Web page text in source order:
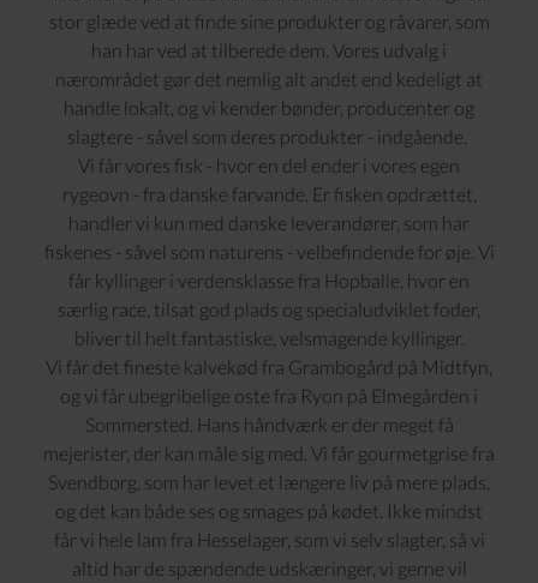
stor glæde ved at finde sine produkter og råvarer, som
han har ved at tilberede dem. Vores udvalg i
nærområdet gør det nemlig alt andet end kedeligt at
handle lokalt, og vi kender bønder, producenter og
slagtere - såvel som deres produkter - indgående.
Vi får vores fisk - hvor en del ender i vores egen
rygeovn - fra danske farvande. Er fisken opdrættet,
handler vi kun med danske leverandører, som har
fiskenes - såvel som naturens - velbefindende for øje. Vi
får kyllinger i verdensklasse fra Hopballe , hvor en
særlig race, tilsat god plads og specialudviklet foder,
bliver til helt fantastiske, velsmagende kyllinger.
Vi får det fineste kalvekød fra Grambogård på Midtfyn,
og vi får ubegribelige oste fra Ryon på Elmegården i
Sommersted. Hans håndværk er der meget få
mejerister, der kan måle sig med. Vi får gourmetgrise fra
Svendborg, som har levet et længere liv på mere plads,
og det kan både ses og smages på kødet. Ikke mindst
får vi hele lam fra Hesselager, som vi selv slagter, så vi
altid har de spændende udskæringer, vi gerne vil